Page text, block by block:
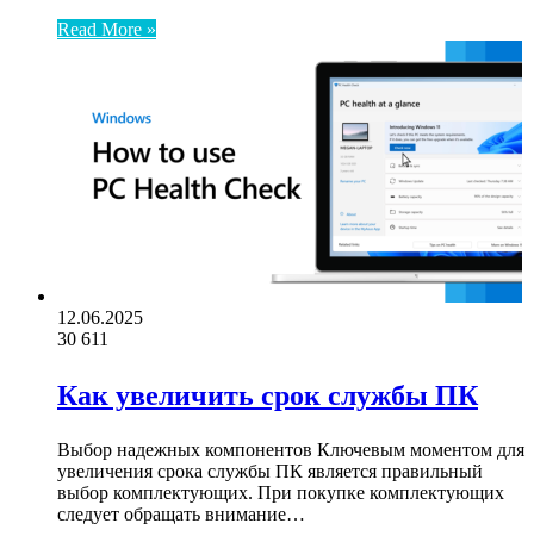
Read More »
12.06.2025
30 611
Как увеличить срок службы ПК
Выбор надежных компонентов Ключевым моментом для
увеличения срока службы ПК является правильный
выбор комплектующих. При покупке комплектующих
следует обращать внимание…